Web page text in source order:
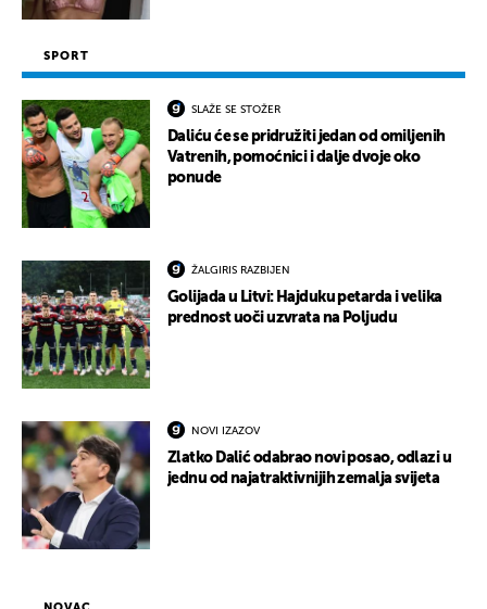
SPORT
SLAŽE SE STOŽER
Daliću će se pridružiti jedan od omiljenih
Vatrenih, pomoćnici i dalje dvoje oko
ponude
ŽALGIRIS RAZBIJEN
Golijada u Litvi: Hajduku petarda i velika
prednost uoči uzvrata na Poljudu
NOVI IZAZOV
Zlatko Dalić odabrao novi posao, odlazi u
jednu od najatraktivnijih zemalja svijeta